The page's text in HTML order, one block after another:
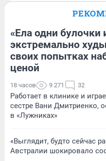
«Ела одни
экстремально
своих попытках
ценой
18 часов 9 271 32
Работает в клинике и
сестре Вани Дмитриенко,
в «Лужниках»
«Выглядит, будто сейчас
Австралии шокировало